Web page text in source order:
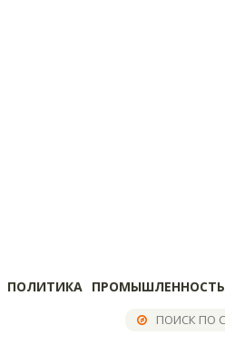
ПОЛИТИКА ПРОМЫШЛЕННОСТЬ